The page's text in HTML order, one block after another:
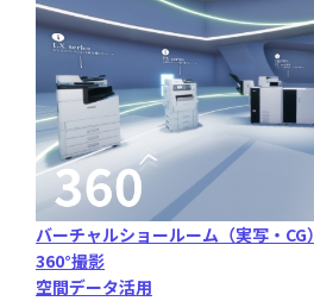
バーチャルショールーム（実写・CG）
360°撮影
空間データ活用